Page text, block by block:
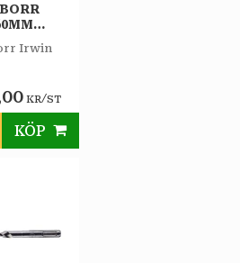
Irwin
KR/ST
i favoriter
KÖP